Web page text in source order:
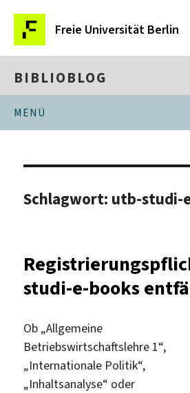
Freie Universität Berlin
BIBLIOBLOG
MENÜ
Schlagwort: utb-studi-
studi-e-books
Ob „Allgemeine
Betriebswirtschaftslehre 1“,
„Internationale Politik“,
„Inhaltsanalyse“ oder